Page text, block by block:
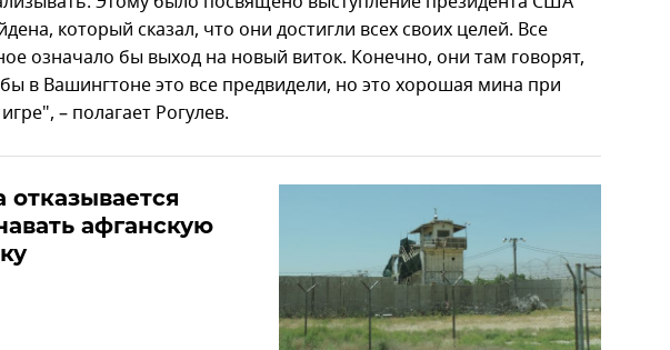
который сказал, что они достигли всех своих целей. Все
означало бы выход на новый виток. Конечно, они там говорят,
в Вашингтоне это все предвидели, но это хорошая мина при
– полагает Рогулев.
отказывается
афганскую